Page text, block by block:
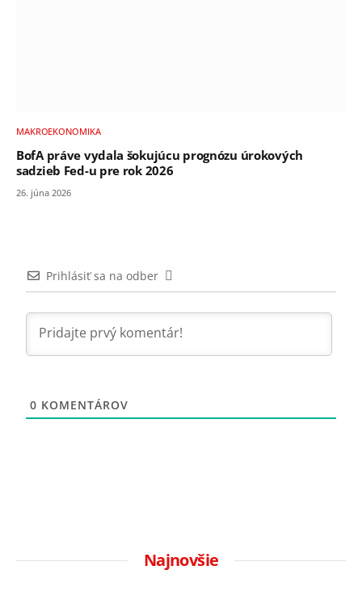
MAKROEKONOMIKA
BofA práve vydala šokujúcu prognózu úrokových
sadzieb Fed-u pre rok 2026
26. júna 2026
Prihlásiť sa na odber
0 KOMENTÁROV
Najnovšie